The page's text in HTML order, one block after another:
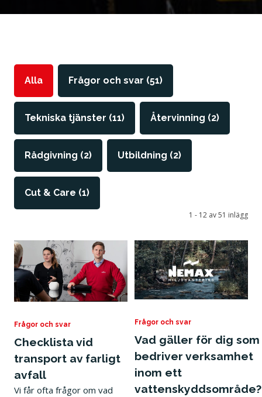
Sortera kategori
Alla Frågor och svar (51)
Tekniska tjänster (11) Återvinning (2)
Rådgivning (2) Utbildning (2)
Cut & Care (1)
1 - 12 av 51 inlägg
Frågor och svar
Checklista vid
transport av farligt
avfall
Vi får ofta frågor om vad
Frågor och svar
Vad gäller för dig som
bedriver verksamhet
inom ett
vattenskyddsområde?
Tillstånd och certifiering